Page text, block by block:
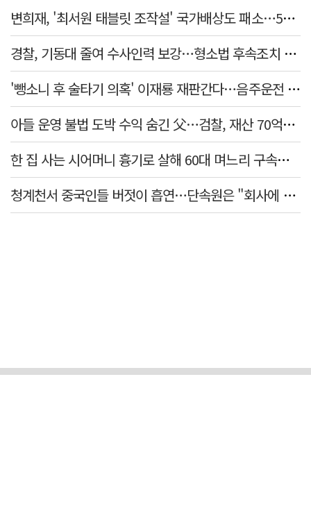
변희재, '최서원 태블릿 조작설' 국가배상도 패소…5천만원 청구 기각
경찰, 기동대 줄여 수사인력 보강…형소법 후속조치 본격화
'뺑소니 후 술타기 의혹' 이재룡 재판간다…음주운전 혐의 제외
아들 운영 불법 도박 수익 숨긴 父…검찰, 재산 70억원 몰수
한 집 사는 시어머니 흉기로 살해 60대 며느리 구속…범행 동기는
청계천서 중국인들 버젓이 흡연…단속원은 "회사에 알려라" 딴청